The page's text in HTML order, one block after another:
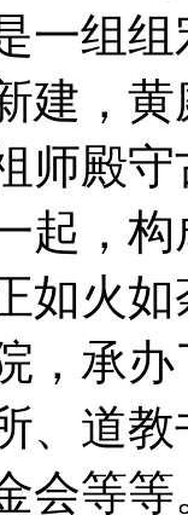
一组
建，
师殿
起，
如火
，承
、道
会等